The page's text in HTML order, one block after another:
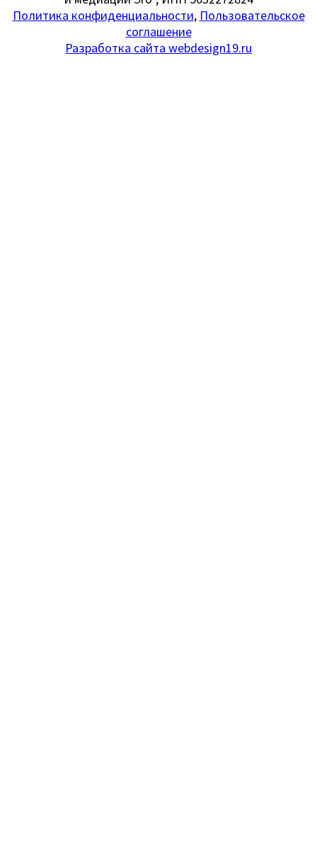
Политика конфиденциальности, Пользовательское
соглашение
Разработка сайта webdesign19.ru